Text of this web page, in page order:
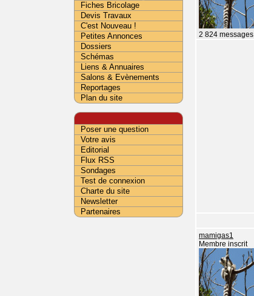
2 824 messages
mamigas1
Membre inscrit
Fiches Bricolage
Devis Travaux
C'est Nouveau !
Petites Annonces
Dossiers
Schémas
Liens & Annuaires
Salons & Evènements
Reportages
Plan du site
Poser une question
Votre avis
Editorial
Flux RSS
Sondages
Test de connexion
Charte du site
Newsletter
Partenaires